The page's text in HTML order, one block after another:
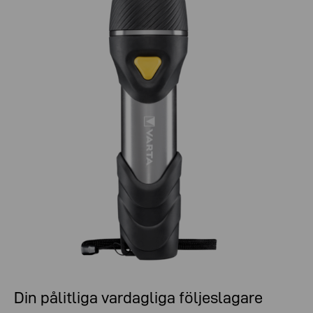
Din pålitliga vardagliga följeslagare